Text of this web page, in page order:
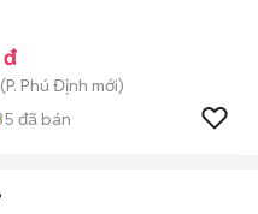
(P. Phú Định mới)
đã bán